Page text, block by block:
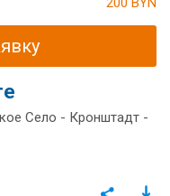
Село - Кронштадт -